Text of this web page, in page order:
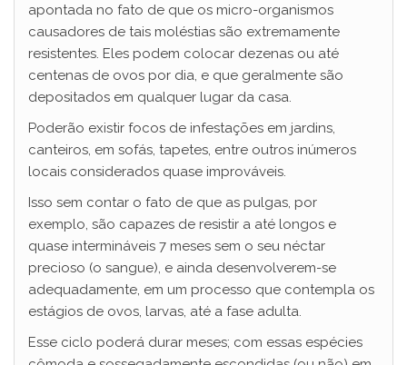
apontada no fato de que os micro-organismos
causadores de tais moléstias são extremamente
resistentes. Eles podem colocar dezenas ou até
centenas de ovos por dia, e que geralmente são
depositados em qualquer lugar da casa.
Poderão existir focos de infestações em jardins,
canteiros, em sofás, tapetes, entre outros inúmeros
locais considerados quase improváveis.
Isso sem contar o fato de que as pulgas, por
exemplo, são capazes de resistir a até longos e
quase intermináveis 7 meses sem o seu néctar
precioso (o sangue), e ainda desenvolverem-se
adequadamente, em um processo que contempla os
estágios de ovos, larvas, até a fase adulta.
Esse ciclo poderá durar meses; com essas espécies